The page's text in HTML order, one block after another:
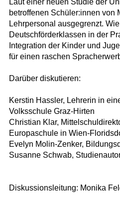
Laut einer neuen Studie der
betroffenen Schüler:innen von
Lehrpersonal ausgegrenzt.
Deutschförderklassen in der
Integration der Kinder und
für einen raschen
Darüber diskutieren:
Kerstin Hassler, Lehrerin in
Volksschule Graz-Hirten
Christian Klar,
Europaschule in Wien-
Evelyn Molin-Zenker,
Susanne Schwab,
Diskussionsleitung: Monika